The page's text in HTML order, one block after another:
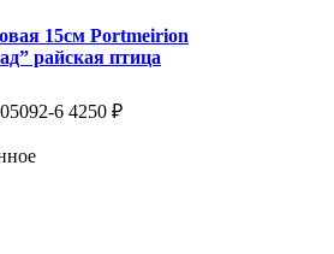
15см Portmeirion
райская птица
6 4250 ₽